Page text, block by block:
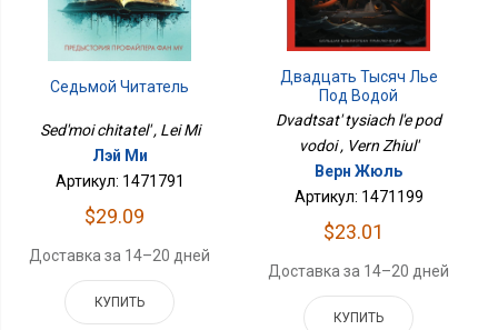
Седьмой Читатель
Sed'moi chitatel' , Lei Mi
Лэй Ми
Артикул: 1471791
$29.09
Доставка за 14–20 дней
КУПИТЬ
Двадцать Тысяч Лье
Под Водой
Dvadtsat' tysiach l'e pod
vodoi , Vern Zhiul'
Верн Жюль
Артикул: 1471199
$23.01
Доставка за 14–20 дней
КУПИТЬ